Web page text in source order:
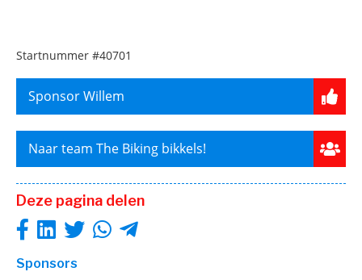
Startnummer #40701
Sponsor Willem
Naar team The Biking bikkels!
Deze pagina delen
Sponsors